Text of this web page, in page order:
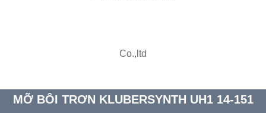
MỠ BÔI TRƠN KLUBERSYNTH UH1 14-151